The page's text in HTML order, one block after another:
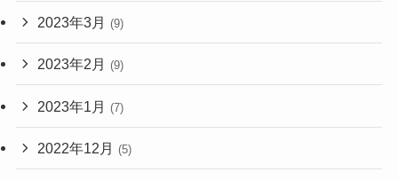
2023年3月 (9)
2023年2月 (9)
2023年1月 (7)
2022年12月 (5)